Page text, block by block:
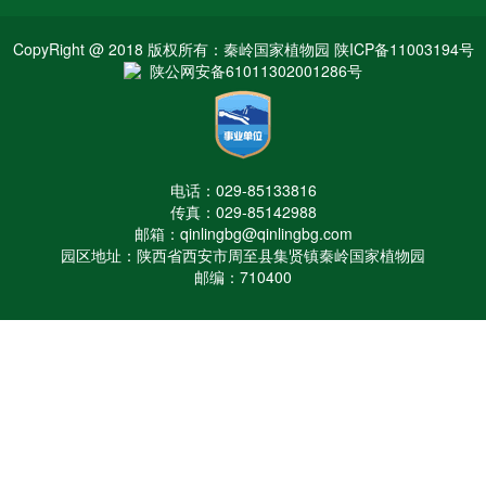
CopyRight @ 2018 版权所有：秦岭国家植物园 陕ICP备11003194号
陕公网安备61011302001286号
电话：029-85133816
传真：029-85142988
邮箱：qinlingbg@qinlingbg.com
园区地址：陕西省西安市周至县集贤镇秦岭国家植物园
邮编：710400